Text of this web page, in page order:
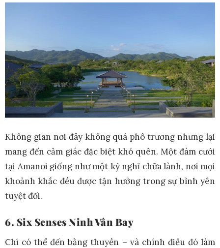
Không gian nơi đây không quá phô trương nhưng lại
mang đến cảm giác đặc biệt khó quên. Một đám cưới
tại Amanoi giống như một kỳ nghỉ chữa lành, nơi mọi
khoảnh khắc đều được tận hưởng trong sự bình yên
tuyệt đối.
6. Six Senses Ninh Vân Bay
Chỉ có thể đến bằng thuyền – và chính điều đó làm